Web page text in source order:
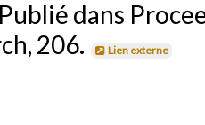
dans
206.
Lien externe